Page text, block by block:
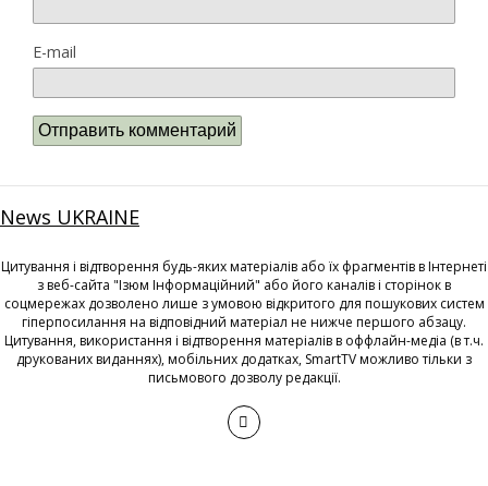
E-mail
News UKRAINE
Цитування і відтворення будь-яких матеріалів або їх фрагментів в Інтернеті
з веб-сайта "Ізюм Інформаційний" або його каналів і сторінок в
соцмережах дозволено лише з умовою відкритого для пошукових систем
гіперпосилання на відповідний матеріал не нижче першого абзацу.
Цитування, використання і відтворення матеріалів в оффлайн-медіа (в т.ч.
друкованих виданнях), мобільних додатках, SmartTV можливо тільки з
письмового дозволу редакції.